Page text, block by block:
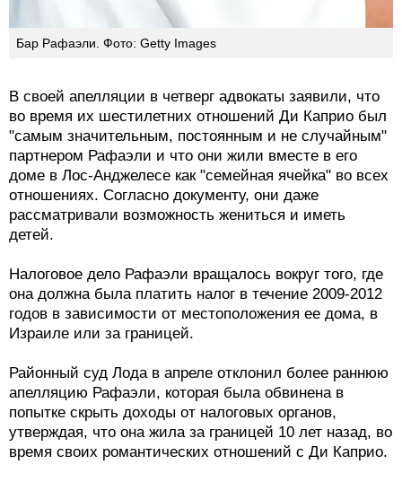
Бар Рафаэли. Фото: Getty Images
В своей апелляции в четверг адвокаты заявили, что
во время их шестилетних отношений Ди Каприо был
"самым значительным, постоянным и не случайным"
партнером Рафаэли и что они жили вместе в его
доме в Лос-Анджелесе как "семейная ячейка" во всех
отношениях. Согласно документу, они даже
рассматривали возможность жениться и иметь
детей.
Налоговое дело Рафаэли вращалось вокруг того, где
она должна была платить налог в течение 2009-2012
годов в зависимости от местоположения ее дома, в
Израиле или за границей.
Районный суд Лода в апреле отклонил более раннюю
апелляцию Рафаэли, которая была обвинена в
попытке скрыть доходы от налоговых органов,
утверждая, что она жила за границей 10 лет назад, во
время своих романтических отношений с Ди Каприо.